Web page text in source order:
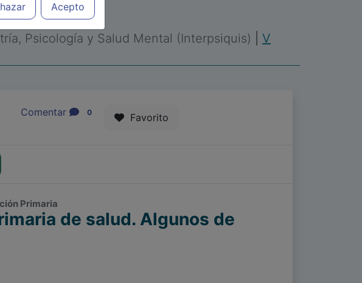
Acepto
Psicología y Salud Mental (Interpsiquis)
V
Comentar 0 Favorito
Primaria
de salud. Algunos de